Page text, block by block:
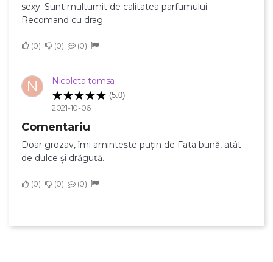
sexy. Sunt multumit de calitatea parfumului.
Recomand cu drag
0 0 0
N Nicoleta tomsa
(5.0)
2021-10-06
Comentariu
Doar grozav, îmi amintește puțin de Fata bună, atât
de dulce și drăguță.
0 0 0